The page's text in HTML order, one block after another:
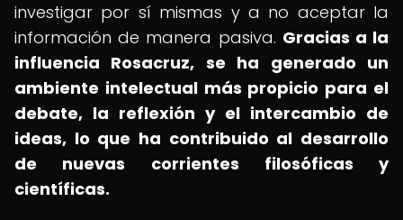
investigar por sí mismas y a no aceptar la
información de manera pasiva. Gracias a la
influencia Rosacruz, se ha generado un
ambiente intelectual más propicio para el
debate, la reflexión y el intercambio de
ideas, lo que ha contribuido al desarrollo
de nuevas corrientes filosóficas y
científicas.